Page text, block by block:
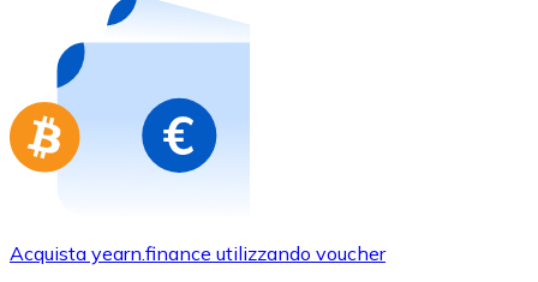
Acquista gift card dei tuoi marchi preferiti con
Vai al negozio di carte regalo
Acquista yearn.finance utilizzando voucher